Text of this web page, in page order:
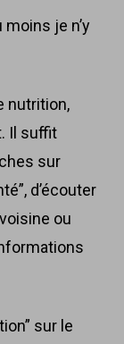
je n’y
nutrition,
Il suffit
sur
d’écouter
ou
sur le